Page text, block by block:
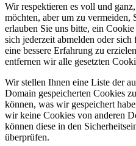
Wir respektieren es voll und
möchten, aber um zu vermeiden,
erlauben Sie uns bitte, ein
sich jederzeit abmelden oder
eine bessere Erfahrung zu
entfernen wir alle gesetzten
Wir stellen Ihnen eine Liste der
Domain gespeicherten Cookies
können, was wir gespeichert
wir keine Cookies von anderen
können diese in den
überprüfen.